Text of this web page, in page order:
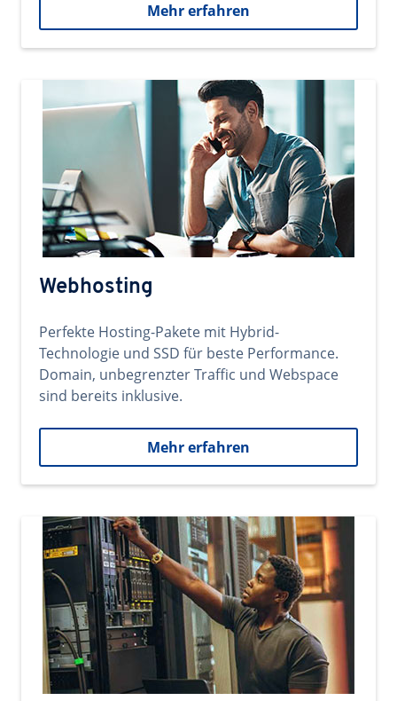
Mehr erfahren
Webhosting
Perfekte Hosting-Pakete mit Hybrid-
Technologie und SSD für beste Performance.
Domain, unbegrenzter Traffic und Webspace
sind bereits inklusive.
Mehr erfahren